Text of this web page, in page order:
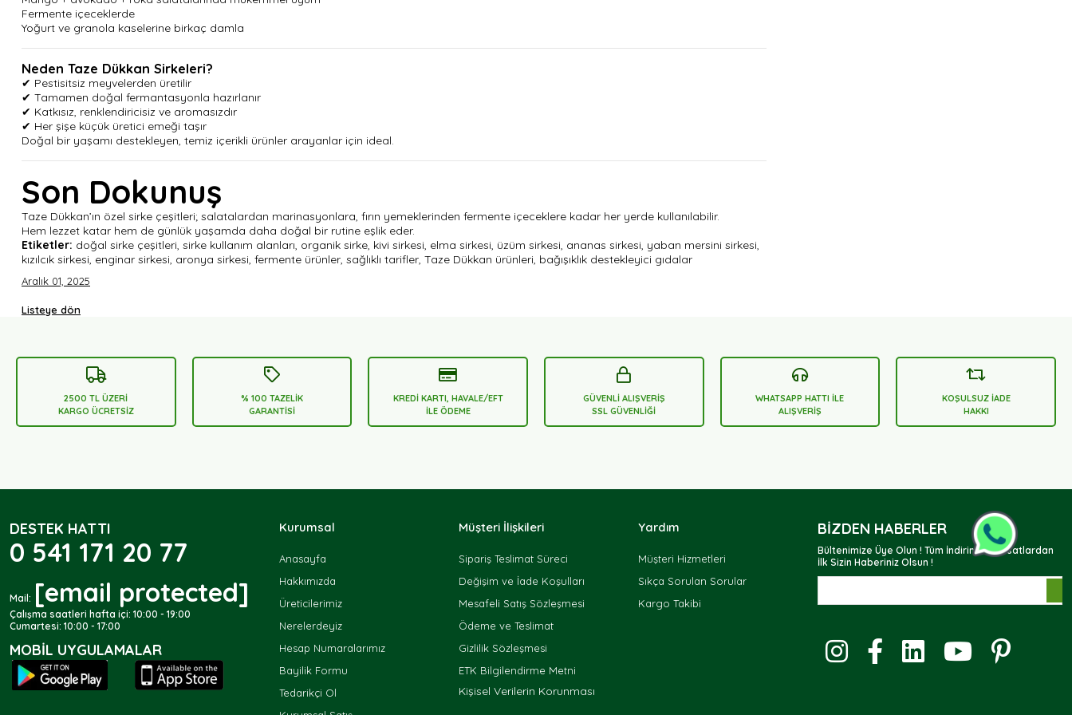
Fermente içeceklerde
Yoğurt ve granola kaselerine birkaç damla
Neden Taze Dükkan Sirkeleri?
✔ Pestisitsiz meyvelerden üretilir
✔ Tamamen doğal fermantasyonla hazırlanır
✔ Katkısız, renklendiricisiz ve aromasızdır
✔ Her şişe küçük üretici emeği taşır
Doğal bir yaşamı destekleyen, temiz içerikli ürünler arayanlar için ideal.
Son Dokunuş
Taze Dükkan’ın özel sirke çeşitleri; salatalardan marinasyonlara, fırın yemeklerinden fermente içeceklere kadar her yerde kullanılabilir.
Hem lezzet katar hem de günlük yaşamda daha doğal bir rutine eşlik eder.
Etiketler: doğal sirke çeşitleri, sirke kullanım alanları, organik sirke, kivi sirkesi, elma sirkesi, üzüm sirkesi, ananas sirkesi, yaban mersini sirkesi,
kızılcık sirkesi, enginar sirkesi, aronya sirkesi, fermente ürünler, sağlıklı tarifler, Taze Dükkan ürünleri, bağışıklık destekleyici gıdalar
Aralık 01, 2025
Listeye dön
2500 TL ÜZERİ
KARGO ÜCRETSİZ
% 100 TAZELİK
GARANTİSİ
KREDİ KARTI, HAVALE/EFT
İLE ÖDEME
GÜVENLİ ALIŞVERİŞ
SSL GÜVENLİĞİ
WHATSAPP HATTI İLE
ALIŞVERİŞ
KOŞULSUZ İADE
HAKKI
DESTEK HATTI
0 541 171 20 77
Mail: [email protected]
Çalışma saatleri hafta içi: 10:00 - 19:00
Cumartesi: 10:00 - 17:00
MOBIL UYGULAMALAR
Kurumsal
Anasayfa
Hakkımızda
Üreticilerimiz
Nerelerdeyiz
Hesap Numaralarımız
Bayilik Formu
Tedarikçi Ol
Müşteri İlişkileri
Sipariş Teslimat Süreci
Değişim ve İade Koşulları
Mesafeli Satış Sözleşmesi
Ödeme ve Teslimat
Gizlilik Sözleşmesi
ETK Bilgilendirme Metni
Kişisel Verilerin Korunması
Yardım
Müşteri Hizmetleri
Sıkça Sorulan Sorular
Kargo Takibi
BIZDEN HABERLER
Bültenimize Üye Olun ! Tüm İndirim ve Fırsatlardan
İlk Sizin Haberiniz Olsun !